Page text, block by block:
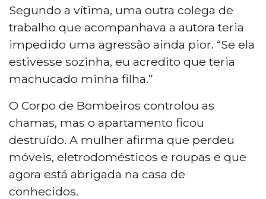
Segundo a vítima, uma outra colega de
trabalho que acompanhava a autora teria
impedido uma agressão ainda pior. “Se ela
estivesse sozinha, eu acredito que teria
machucado minha filha.”
O Corpo de Bombeiros controlou as
chamas, mas o apartamento ficou
destruído. A mulher afirma que perdeu
móveis, eletrodomésticos e roupas e que
agora está abrigada na casa de
conhecidos.